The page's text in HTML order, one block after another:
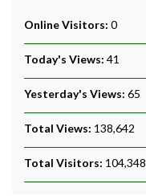
Online Visitors: 0
Today's Views: 41
Yesterday's Views: 65
Total Views: 138,642
Total Visitors: 104,348